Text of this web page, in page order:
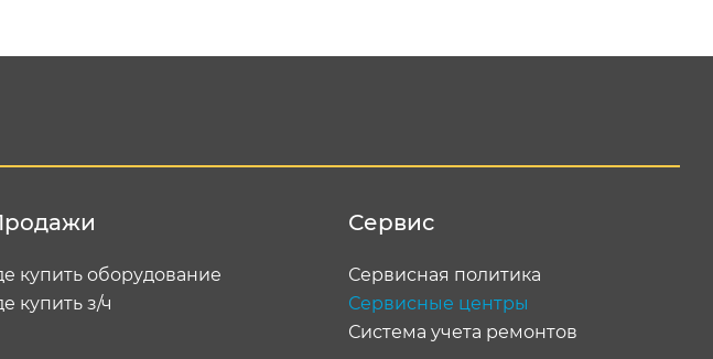
купить оборудование
купить з/ч
Сервис
Сервисная политика
Сервисные центры
Система учета ремонтов